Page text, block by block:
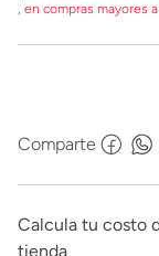
, en compras mayores a
Comparte